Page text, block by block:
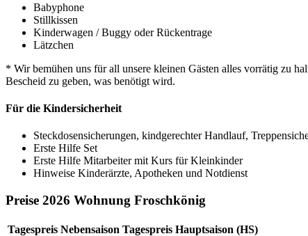
Babyphone
Stillkissen
Kinderwagen / Buggy oder Rückentrage
Lätzchen
* Wir bemühen uns für all unsere kleinen Gästen alles vorrätig zu
Bescheid zu geben, was benötigt wird.
Für die Kindersicherheit
Steckdosensicherungen, kindgerechter Handlauf,
Erste Hilfe Set
Erste Hilfe Mitarbeiter mit Kurs für Kleinkinder
Hinweise Kinderärzte, Apotheken und Notdienst
Preise 2026 Wohnung Froschkönig
Tagespreis Nebensaison Tagespreis Hauptsaison (HS)